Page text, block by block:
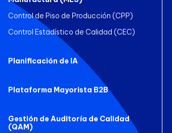
Control de Piso de Producción (CPP)
Control Estadístico de Calidad (CEC)
Planificación de IA
Plataforma Mayorista B2B
Gestión de Auditoría de Calidad
(QAM)